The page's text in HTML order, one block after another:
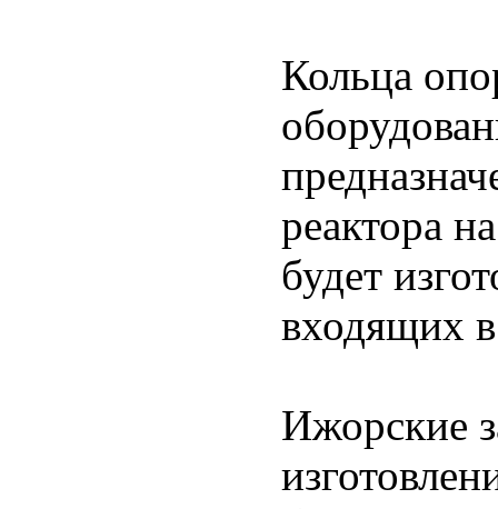
Кольца
реактора
будет
входящих
Ижорские